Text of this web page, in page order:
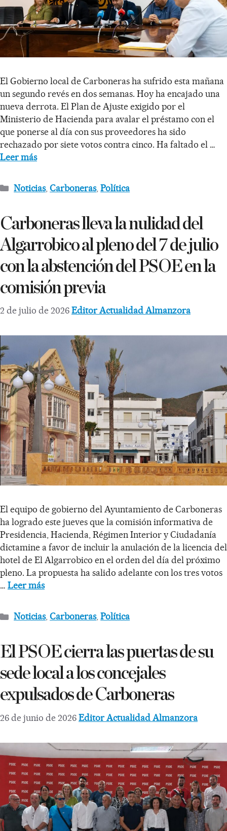
El Gobierno local de Carboneras ha sufrido esta mañana
un segundo revés en dos semanas. Hoy ha encajado una
nueva derrota. El Plan de Ajuste exigido por el
Ministerio de Hacienda para avalar el préstamo con el
que ponerse al día con sus proveedores ha sido
rechazado por siete votos contra cinco. Ha faltado el …
Leer más
Noticias,Carboneras,Política
Carboneras lleva la nulidad del
Algarrobico al pleno del 7 de julio
con la abstención del PSOE en la
comisión previa
2 de julio de 2026Editor Actualidad Almanzora
El equipo de gobierno del Ayuntamiento de Carboneras
ha logrado este jueves que la comisión informativa de
Presidencia, Hacienda, Régimen Interior y Ciudadanía
dictamine a favor de incluir la anulación de la licencia del
hotel de El Algarrobico en el orden del día del próximo
pleno. La propuesta ha salido adelante con los tres votos
… Leer más
Noticias,Carboneras,Política
El PSOE cierra las puertas de su
sede local a los concejales
expulsados de Carboneras
26 de junio de 2026Editor Actualidad Almanzora